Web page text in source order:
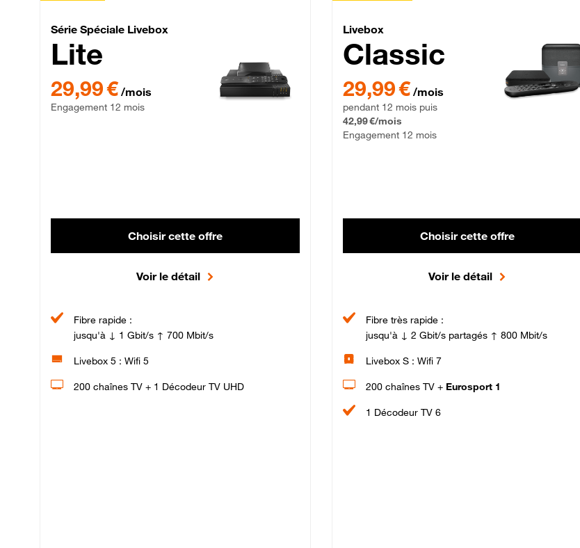
Série Spéciale Livebox Lite Fibre
Série Spéciale Livebox
Lite
29,99 € par mois , Engagement 12 mois
29,99 € /mois
Engagement 12 mois
Choisir cette offre
Voir le détail
Fibre rapide :
jusqu'à ↓ 1 Gbit/s ↑ 700 Mbit/s
Livebox 5 : Wifi 5
200 chaînes TV + 1 Décodeur TV UHD
Livebox Classic Fibre
Livebox
Classic
29,99 € par mois pendant 12 mois puis 42,99 € par
29,99 € /mois
pendant 12 mois puis
42,99 €/mois
Engagement 12 mois
Choisir cette offre
Voir le détail
Fibre très rapide :
jusqu'à ↓ 2 Gbit/s partagés ↑ 800 Mbit/s
Livebox S : Wifi 7
200 chaînes TV + Eurosport 1
1 Décodeur TV 6